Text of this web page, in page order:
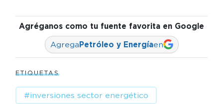
Agréganos como tu fuente favorita en Google
AgregaPetróleo y Energíaen
ETIQUETAS
#inversiones sector energético